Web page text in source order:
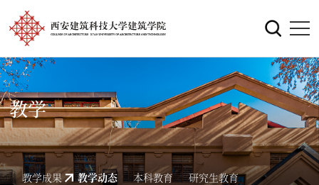
教学
教学成果 教学动态 本科教育 研究生教育